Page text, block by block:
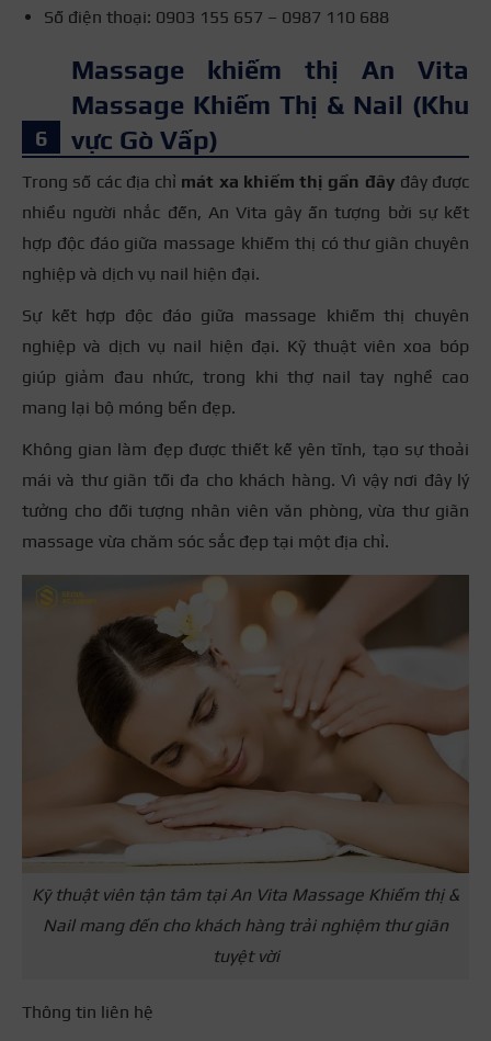
Số điện thoại: 0903 155 657 – 0987 110 688
Massage khiếm thị An Vita
Massage Khiếm Thị & Nail (Khu
vực Gò Vấp)
Trong số các địa chỉ mát xa khiếm thị gần đây đây được
nhiều người nhắc đến, An Vita gây ấn tượng bởi sự kết
hợp độc đáo giữa massage khiếm thị có thư giãn chuyên
nghiệp và dịch vụ nail hiện đại.
Sự kết hợp độc đáo giữa massage khiếm thị chuyên
nghiệp và dịch vụ nail hiện đại. Kỹ thuật viên xoa bóp
giúp giảm đau nhức, trong khi thợ nail tay nghề cao
mang lại bộ móng bền đẹp.
Không gian làm đẹp được thiết kế yên tĩnh, tạo sự thoải
mái và thư giãn tối đa cho khách hàng. Vì vậy nơi đây lý
tưởng cho đối tượng nhân viên văn phòng, vừa thư giãn
massage vừa chăm sóc sắc đẹp tại một địa chỉ.
Kỹ thuật viên tận tâm tại An Vita Massage Khiếm thị &
Nail mang đến cho khách hàng trải nghiệm thư giãn
tuyệt vời
Thông tin liên hệ